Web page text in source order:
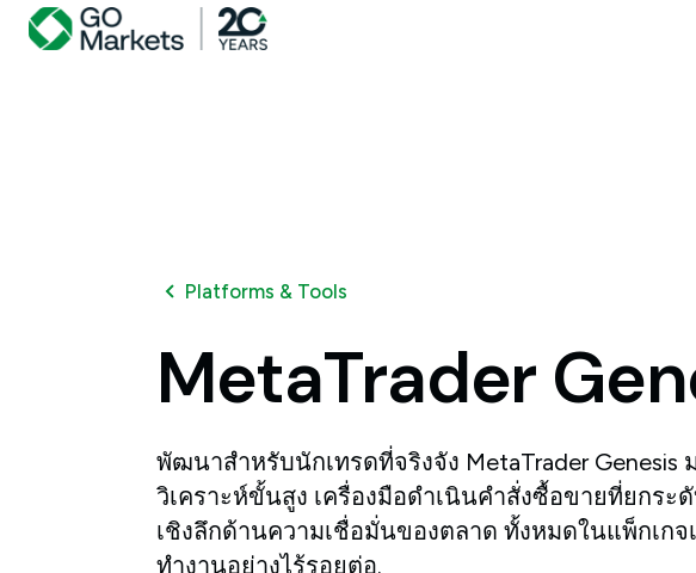
Platforms & Tools
MetaTrader
พัฒนาสำหรับนักเทรดที่จริงจัง MetaTrader Genesis
วิเคราะห์ขั้นสูง เครื่องมือดำเนินคำสั่งซื้อขายที่ยกระ
เชิงลึกด้านความเชื่อมั่นของตลาด ทั้งหมดในแพ็กเกจ
ทำงานอย่างไร้รอยต่อ.